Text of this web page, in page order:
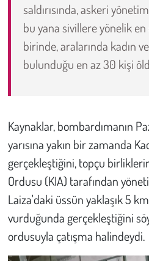
saldırısında, askeri
bu yana sivillere yönelik
birinde, aralarında kadın
bulunduğu en az 30 kişi
Kaynaklar, bombardımanın
yarısına yakın bir zamanda
gerçekleştiğini, topçu
Ordusu (KIA) tarafından
Laiza'daki üssün yaklaşık 5
vurduğunda gerçekleştiğini
ordusuyla çatışma halindeydi.
Galeri
Günün İçinden
Tarih
Hukuk
Tarım
Son Dakika